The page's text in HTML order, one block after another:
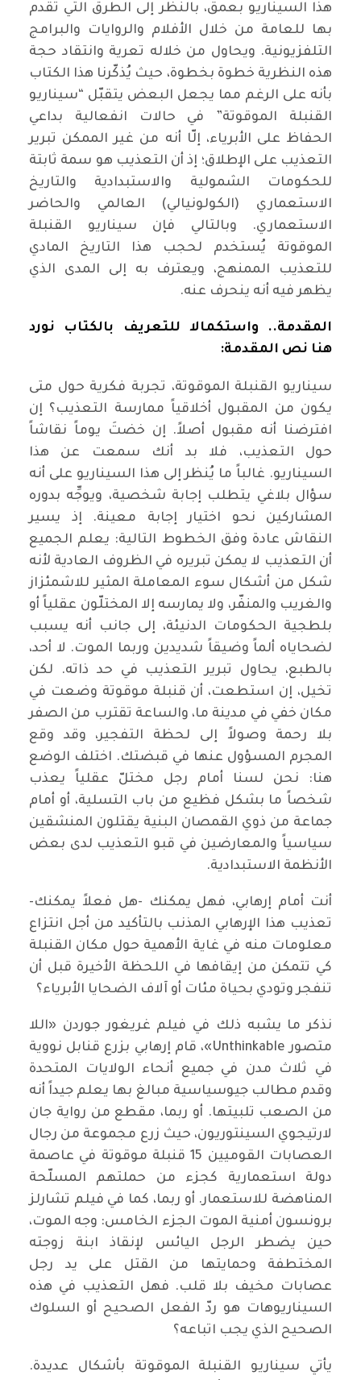
هذا السيناريو بعمق، بالنظر إلى الطرق التي تقدم
بها للعامة من خلال الأفلام والروايات والبرامج
التلفزيونية. ويحاول من خلاله تعرية وانتقاد حجة
هذه النظرية خطوة بخطوة، حيث يُذكّرنا هذا الكتاب
بأنه على الرغم مما يجعل البعض يتقبّل “سيناريو
القنبلة الموقوتة” في حالات انفعالية بداعي
الحفاظ على الأبرياء، إلّا أنه من غير الممكن تبرير
التعذيب على الإطلاق؛ إذ أن التعذيب هو سمة ثابتة
للحكومات الشمولية والاستبدادية والتاريخ
الاستعماري (الكولونيالي) العالمي والحاضر
الاستعماري. وبالتالي فإن سيناريو القنبلة
الموقوتة يُستخدم لحجب هذا التاريخ المادي
للتعذيب الممنهج، ويعترف به إلى المدى الذي
يظهر فيه أنه ينحرف عنه.
المقدمة.. واستكمالا للتعريف بالكتاب نورد
هنا نص المقدمة:
سيناريو القنبلة الموقوتة، تجربة فكرية حول متى
يكون من المقبول أخلاقياً ممارسة التعذيب؟ إن
افترضنا أنه مقبول أصلاً. إن خضتَ يوماً نقاشاً
حول التعذيب، فلا بد أنك سمعت عن هذا
السيناريو. غالباً ما يُنظر إلى هذا السيناريو على أنه
سؤال بلاغي يتطلب إجابة شخصية، ويوجِّه بدوره
المشاركين نحو اختيار إجابة معينة. إذ يسير
النقاش عادة وفق الخطوط التالية: يعلم الجميع
أن التعذيب لا يمكن تبريره في الظروف العادية لأنه
شكل من أشكال سوء المعاملة المثير للاشمئزاز
والغريب والمنفّر، ولا يمارسه إلا المختلّون عقلياً أو
بلطجية الحكومات الدنيئة، إلى جانب أنه يسبب
لضحاياه ألماً وضيقاً شديدين وربما الموت. لا أحد،
بالطبع، يحاول تبرير التعذيب في حد ذاته. لكن
تخيل، إن استطعت، أن قنبلة موقوتة وضعت في
مكان خفي في مدينة ما، والساعة تقترب من الصفر
بلا رحمة وصولاً إلى لحظة التفجير، وقد وقع
المجرم المسؤول عنها في قبضتك. اختلف الوضع
هنا: نحن لسنا أمام رجل مختلّ عقلياً يعذب
شخصاً ما بشكل فظيع من باب التسلية، أو أمام
جماعة من ذوي القمصان البنية يقتلون المنشقين
سياسياً والمعارضين في قبو التعذيب لدى بعض
الأنظمة الاستبدادية.
أنت أمام إرهابي، فهل يمكنك -هل فعلاً يمكنك-
تعذيب هذا الإرهابي المذنب بالتأكيد من أجل انتزاع
معلومات منه في غاية الأهمية حول مكان القنبلة
كي تتمكن من إيقافها في اللحظة الأخيرة قبل أن
تنفجر وتودي بحياة مئات أو آلاف الضحايا الأبرياء؟
نذكر ما يشبه ذلك في فيلم غريغور جوردن «اللا
متصور Unthinkable»، قام إرهابي بزرع قنابل نووية
في ثلاث مدن في جميع أنحاء الولايات المتحدة
وقدم مطالب جيوسياسية مبالغ بها يعلم جيداً أنه
من الصعب تلبيتها. أو ربما، مقطع من رواية جان
لارتيجوي السينتوريون، حيث زرع مجموعة من رجال
العصابات القوميين 15 قنبلة موقوتة في عاصمة
دولة استعمارية كجزء من حملتهم المسلّحة
المناهضة للاستعمار. أو ربما، كما في فيلم تشارلز
برونسون أمنية الموت الجزء الخامس: وجه الموت،
حين يضطر الرجل اليائس لإنقاذ ابنة زوجته
المختطفة وحمايتها من القتل على يد رجل
عصابات مخيف بلا قلب. فهل التعذيب في هذه
السيناريوهات هو ردّ الفعل الصحيح أو السلوك
الصحيح الذي يجب اتباعه؟
يأتي سيناريو القنبلة الموقوتة بأشكال عديدة.